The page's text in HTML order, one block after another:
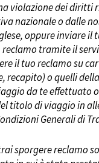
violazione dei
nazionale o dalle
oppureinviare il
reclamo tramite il
il tuo reclamo su
o quelli
da te effettuato
titolo di viaggio in
Generali di
sporgere reclamo